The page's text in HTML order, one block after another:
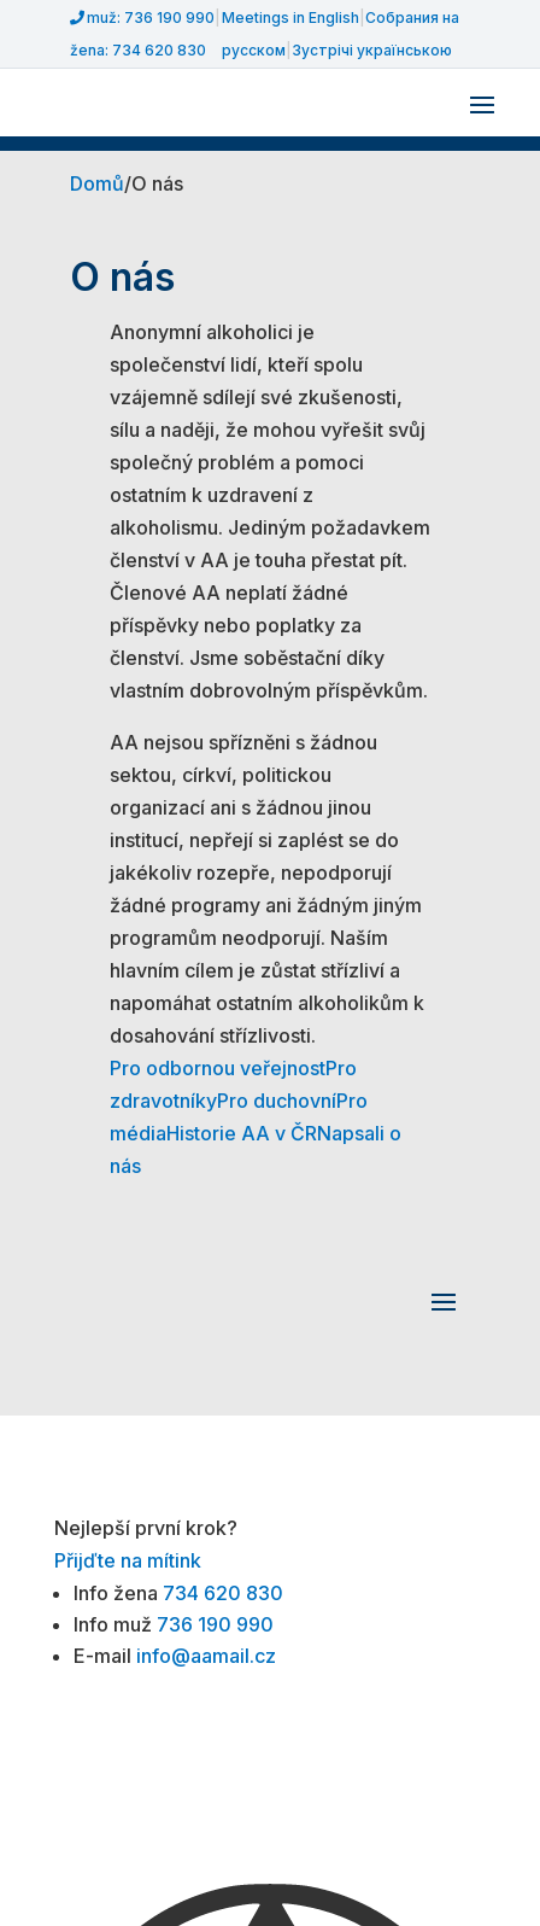
muž: 736 190 990
žena: 734 620 830
Meetings in English Собрания на
русском Зустрічі українською
Domů/O nás
O nás
Anonymní alkoholici je
společenství lidí, kteří spolu
vzájemně sdílejí své zkušenosti,
sílu a naději, že mohou vyřešit svůj
společný problém a pomoci
ostatním k uzdravení z
alkoholismu. Jediným požadavkem
členství v AA je touha přestat pít.
Členové AA neplatí žádné
příspěvky nebo poplatky za
členství. Jsme soběstační díky
vlastním dobrovolným příspěvkům.
AA nejsou spřízněni s žádnou
sektou, církví, politickou
organizací ani s žádnou jinou
institucí, nepřejí si zaplést se do
jakékoliv rozepře, nepodporují
žádné programy ani žádným jiným
programům neodporují. Naším
hlavním cílem je zůstat střízliví a
napomáhat ostatním alkoholikům k
dosahování střízlivosti.
Pro odbornou veřejnostPro
zdravotníkyPro duchovníPro
médiaHistorie AA v ČRNapsali o
nás
Nejlepší první krok?
Přijďte na mítink
Info žena 734 620 830
Info muž 736 190 990
E-mail info@aamail.cz